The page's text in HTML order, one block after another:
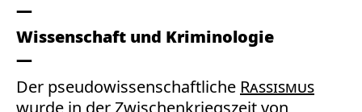
Wissenschaft und Kriminologie
Der pseudowissenschaftliche Rassismus
wurde in der Zwischenkriegszeit von